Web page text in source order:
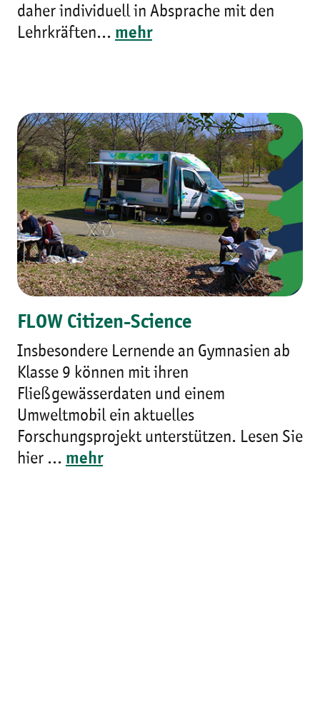
daher individuell in Absprache mit den
Lehrkräften... mehr
FLOW Citizen-Science
Insbesondere Lernende an Gymnasien ab
Klasse 9 können mit ihren
Fließgewässerdaten und einem
Umweltmobil ein aktuelles
Forschungsprojekt unterstützen. Lesen Sie
hier ... mehr